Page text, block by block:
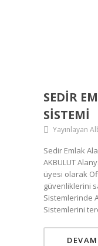
SEDIR
SISTEMI
Yayınlayan
Sedir Emlak
AKBULUT
üyesi olarak
güvenliklerini
Sistemlerinde
Sistemlerini